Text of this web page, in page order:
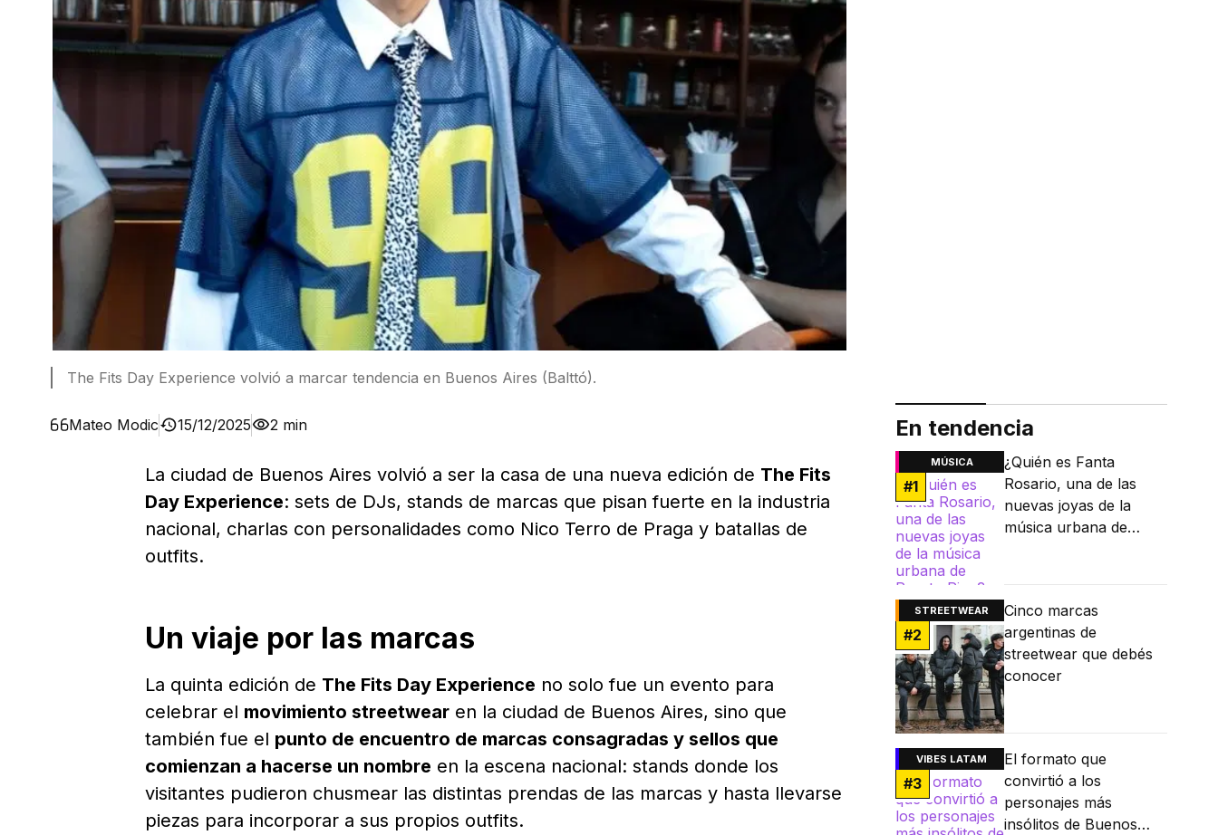
The Fits Day Experience volvió a marcar tendencia en Buenos Aires (Balttó).
Mateo Modic 15/12/2025 2 min
La ciudad de Buenos Aires volvió a ser la casa de una nueva edición de The Fits
Day Experience: sets de DJs, stands de marcas que pisan fuerte en la industria
nacional, charlas con personalidades como Nico Terro de Praga y batallas de
outfits.
Un viaje por las marcas
La quinta edición de The Fits Day Experience no solo fue un evento para
celebrar el movimiento streetwear en la ciudad de Buenos Aires, sino que
también fue el punto de encuentro de marcas consagradas y sellos que
comienzan a hacerse un nombre en la escena nacional: stands donde los
visitantes pudieron chusmear las distintas prendas de las marcas y hasta llevarse
piezas para incorporar a sus propios outfits.
En tendencia
MÚSICA
#1
¿Quién es Fanta
Rosario, una de las
nuevas joyas de la
música urbana de
STREETWEAR
#2
Cinco marcas
argentinas de
streetwear que debés
conocer
VIBES LATAM
#3
El formato que
convirtió a los
personajes más
insólitos de Buenos